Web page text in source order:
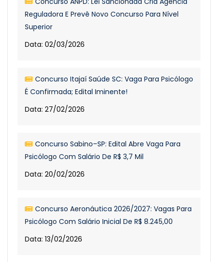
Reguladora E Prevê Novo Concurso Para Nível
Superior
Data: 02/03/2026
Concurso Itajaí Saúde SC: Vaga Para Psicólogo
É Confirmada; Edital Iminente!
Data: 27/02/2026
Concurso Sabino–SP: Edital Abre Vaga Para
Psicólogo Com Salário De R$ 3,7 Mil
Data: 20/02/2026
Concurso Aeronáutica 2026/2027: Vagas Para
Psicólogo Com Salário Inicial De R$ 8.245,00
Data: 13/02/2026